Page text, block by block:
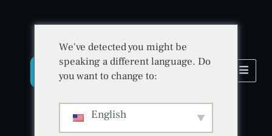
We've detected you might be
speaking a different language. Do
you want to change to:
English